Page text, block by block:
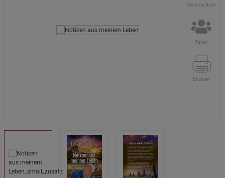
Klick ins Buch
Teilen
Drucken